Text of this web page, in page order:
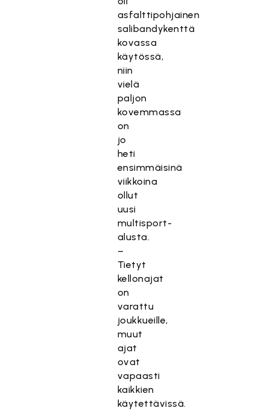
asfalttipohjainen
salibandykenttä
kovassa
käytössä,
niin
vielä
paljon
kovemmassa
on
jo
heti
ensimmäisinä
viikkoina
ollut
uusi
multisport-
alusta.
–
Tietyt
kellonajat
on
varattu
joukkueille,
muut
ajat
ovat
vapaasti
kaikkien
käytettävissä.